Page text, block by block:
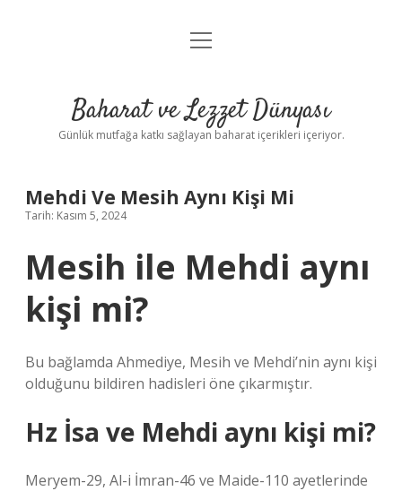
Anasayfa
Yasal Uyarı
menüyü
Baharat ve Lezzet Dünyası
Günlük mutfağa katkı sağlayan baharat içerikleri içeriyor.
Mehdi Ve Mesih Aynı Kişi Mi
Tarih: Kasım 5, 2024
Mesih ile Mehdi aynı
kişi mi?
Bu bağlamda Ahmediye, Mesih ve Mehdi’nin aynı kişi
olduğunu bildiren hadisleri öne çıkarmıştır.
Hz İsa ve Mehdi aynı kişi mi?
Meryem-29, Al-i İmran-46 ve Maide-110 ayetlerinde